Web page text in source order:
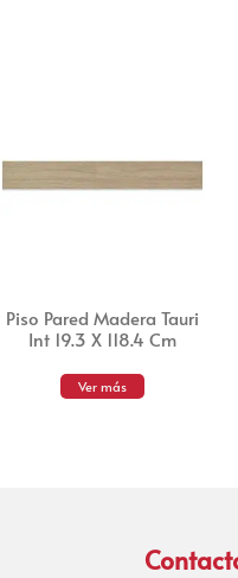
Piso Pared Madera Tauri
Int 19.3 X 118.4 Cm
Ver más